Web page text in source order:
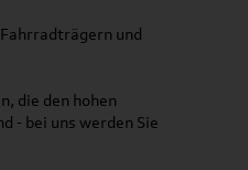
und
die den hohen
- bei uns werden Sie